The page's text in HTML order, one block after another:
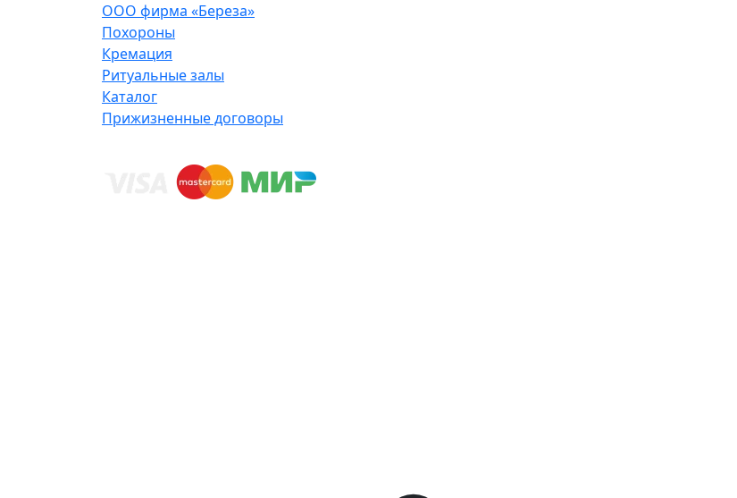
ООО фирма «Береза»
Похороны
Кремация
Ритуальные залы
Каталог
Прижизненные договоры